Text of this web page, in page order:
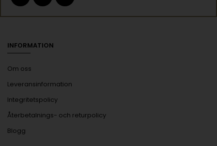
INFORMATION
Om oss
Leveransinformation
Integritetspolicy
Återbetalnings- och returpolicy
Blogg